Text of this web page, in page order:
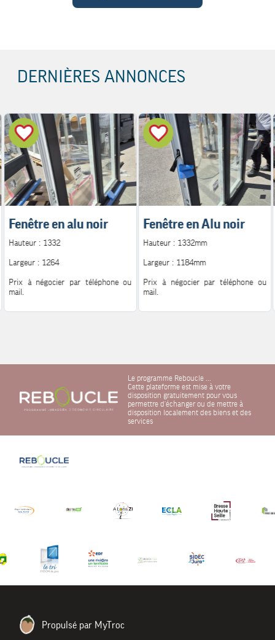
DERNIÈRES ANNONCES
Fenêtre en alu noir
Hauteur : 1332
Largeur : 1264
Prix à négocier par téléphone ou
mail.
Pour plus d'information.
Fenêtre en Alu noir
Hauteur : 1332mm
Largeur : 1184mm
Prix à négocier par téléphone ou
mail.
Pour plus d'information.
Le programme Reboucle ...
Cette plateforme est mise à votre
disposition gratuitement pour vous
permettre d'échanger ou de mettre à
disposition localement des biens et des
services
Propulsé par MyTroc